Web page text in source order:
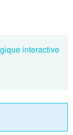
interactive